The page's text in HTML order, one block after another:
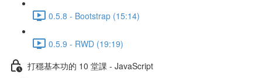
0.5.8 - Bootstrap (15:14)
0.5.9 - RWD (19:19)
打穩基本功的 10 堂課 - JavaScript